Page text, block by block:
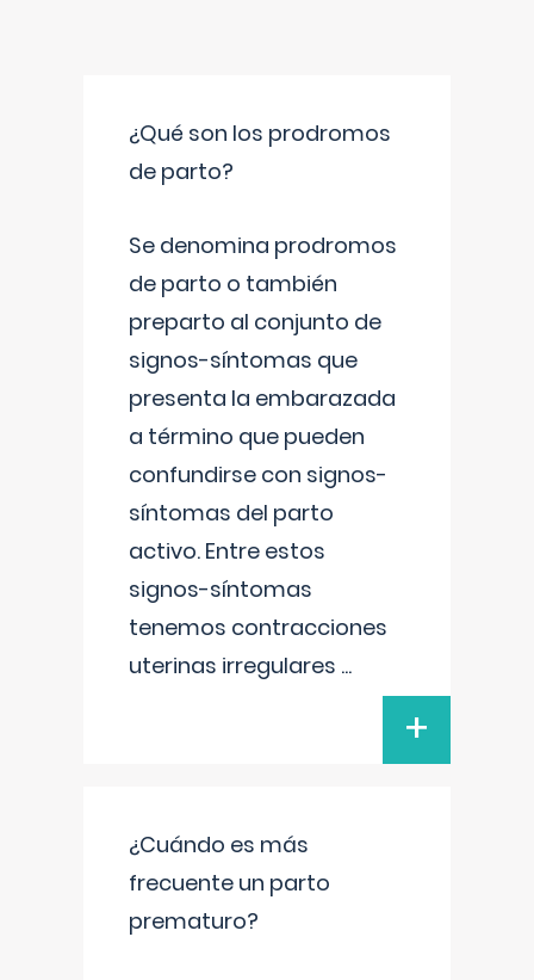
¿Qué son los prodromos
de parto?
Se denomina prodromos
de parto o también
preparto al conjunto de
signos-síntomas que
presenta la embarazada
a término que pueden
confundirse con signos-
síntomas del parto
activo. Entre estos
signos-síntomas
tenemos contracciones
uterinas irregulares ...
+
¿Cuándo es más
frecuente un parto
prematuro?